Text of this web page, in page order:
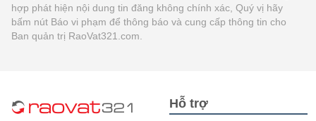
hợp phát hiện nội dung tin đăng không chính xác, Quý vị hãy
bấm nút Báo vi phạm để thông báo và cung cấp thông tin cho
Ban quản trị RaoVat321.com.
Hỗ trợ